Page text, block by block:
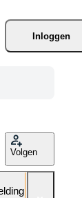
Inloggen
Volgen
niet